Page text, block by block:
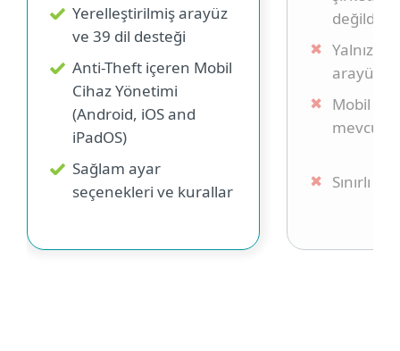
Yerelleştirilmiş arayüz
ve 39 dil desteği
Anti-Theft içeren Mobil
Cihaz Yönetimi
(Android, iOS and
iPadOS)
Sağlam ayar
seçenekleri ve kurallar
değildir.
Yalnızca
arayüz
Mobil
mevcut
Sınırlı